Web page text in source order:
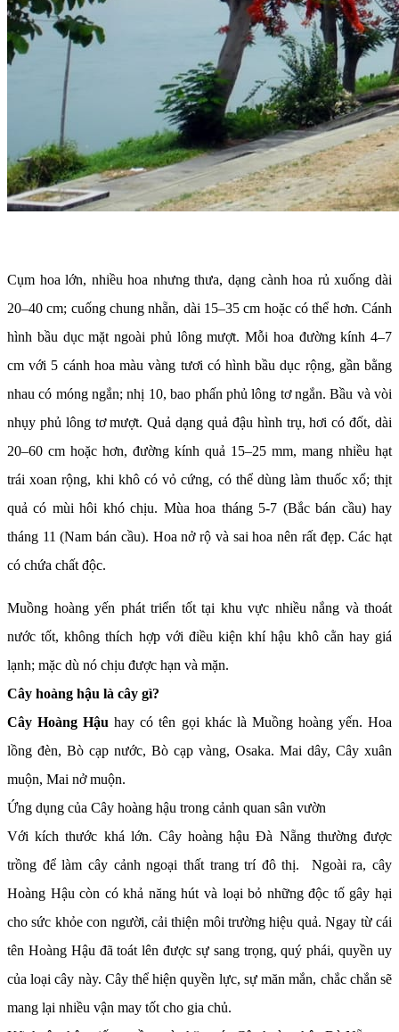
Cụm hoa lớn, nhiều hoa nhưng thưa, dạng cành hoa rủ xuống dài
20–40 cm; cuống chung nhẵn, dài 15–35 cm hoặc có thể hơn. Cánh
hình bầu dục mặt ngoài phủ lông mượt. Mỗi hoa đường kính 4–7
cm với 5 cánh hoa màu vàng tươi có hình bầu dục rộng, gần bằng
nhau có móng ngắn; nhị 10, bao phấn phủ lông tơ ngắn. Bầu và vòi
nhụy phủ lông tơ mượt. Quả dạng quả đậu hình trụ, hơi có đốt, dài
20–60 cm hoặc hơn, đường kính quả 15–25 mm, mang nhiều hạt
trái xoan rộng, khi khô có vỏ cứng, có thể dùng làm thuốc xổ; thịt
quả có mùi hôi khó chịu. Mùa hoa tháng 5-7 (Bắc bán cầu) hay
tháng 11 (Nam bán cầu). Hoa nở rộ và sai hoa nên rất đẹp. Các hạt
có chứa chất độc.
Muồng hoàng yến phát triển tốt tại khu vực nhiều nắng và thoát
nước tốt, không thích hợp với điều kiện khí hậu khô cằn hay giá
lạnh; mặc dù nó chịu được hạn và mặn.
Cây hoàng hậu là cây gì?
Cây Hoàng Hậu hay có tên gọi khác là Muồng hoàng yến. Hoa
lồng đèn, Bò cạp nước, Bò cạp vàng, Osaka. Mai dây, Cây xuân
muộn, Mai nở muộn.
Ứng dụng của Cây hoàng hậu trong cảnh quan sân vườn
Với kích thước khá lớn. Cây hoàng hậu Đà Nẵng thường được
trồng để làm cây cảnh ngoại thất trang trí đô thị. Ngoài ra, cây
Hoàng Hậu còn có khả năng hút và loại bỏ những độc tố gây hại
cho sức khỏe con người, cải thiện môi trường hiệu quả. Ngay từ cái
tên Hoàng Hậu đã toát lên được sự sang trọng, quý phái, quyền uy
của loại cây này. Cây thể hiện quyền lực, sự măn mắn, chắc chắn sẽ
mang lại nhiều vận may tốt cho gia chủ.